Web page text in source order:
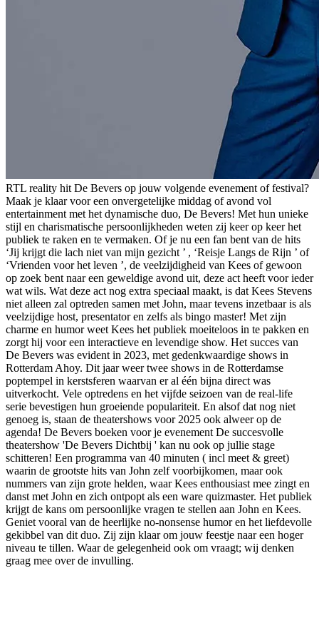
RTL reality hit De Bevers op jouw volgende evenement of festival?
Maak je klaar voor een onvergetelijke middag of avond vol
entertainment met het dynamische duo, De Bevers! Met hun unieke
stijl en charismatische persoonlijkheden weten zij keer op keer het
publiek te raken en te vermaken. Of je nu een fan bent van de hits
‘Jij krijgt die lach niet van mijn gezicht ’ , ‘Reisje Langs de Rijn ’ of
‘Vrienden voor het leven ’, de veelzijdigheid van Kees of gewoon
op zoek bent naar een geweldige avond uit, deze act heeft voor ieder
wat wils. Wat deze act nog extra speciaal maakt, is dat Kees Stevens
niet alleen zal optreden samen met John, maar tevens inzetbaar is als
veelzijdige host, presentator en zelfs als bingo master! Met zijn
charme en humor weet Kees het publiek moeiteloos in te pakken en
zorgt hij voor een interactieve en levendige show. Het succes van
De Bevers was evident in 2023, met gedenkwaardige shows in
Rotterdam Ahoy. Dit jaar weer twee shows in de Rotterdamse
poptempel in kerstsferen waarvan er al één bijna direct was
uitverkocht. Vele optredens en het vijfde seizoen van de real-life
serie bevestigen hun groeiende populariteit. En alsof dat nog niet
genoeg is, staan de theatershows voor 2025 ook alweer op de
agenda! De Bevers boeken voor je evenement De succesvolle
theatershow 'De Bevers Dichtbij ' kan nu ook op jullie stage
schitteren! Een programma van 40 minuten ( incl meet & greet)
waarin de grootste hits van John zelf voorbijkomen, maar ook
nummers van zijn grote helden, waar Kees enthousiast mee zingt en
danst met John en zich ontpopt als een ware quizmaster. Het publiek
krijgt de kans om persoonlijke vragen te stellen aan John en Kees.
Geniet vooral van de heerlijke no-nonsense humor en het liefdevolle
gekibbel van dit duo. Zij zijn klaar om jouw feestje naar een hoger
niveau te tillen. Waar de gelegenheid ook om vraagt; wij denken
graag mee over de invulling.